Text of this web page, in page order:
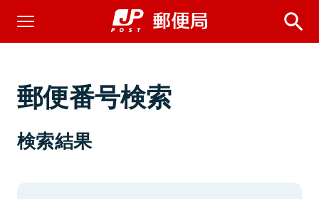
郵便番号検索
検索結果